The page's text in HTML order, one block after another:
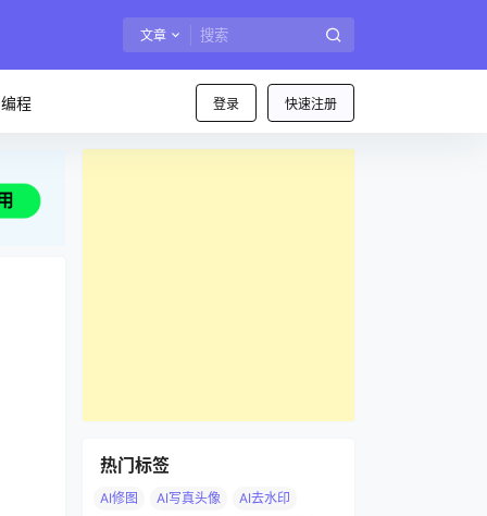
文章
登录 快速注册
程
热门标签
AI修图 AI写真头像
AI去水印